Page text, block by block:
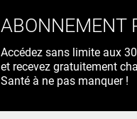
ABONNEMENT
Accédez sans limite aux
et recevez gratuitement
Santé à ne pas manquer !